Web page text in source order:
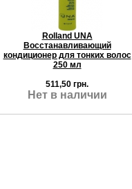
Rolland UNA
Восстанавливающий
кондиционер для тонких волос
250 мл
511,50 грн.
Нет в наличии